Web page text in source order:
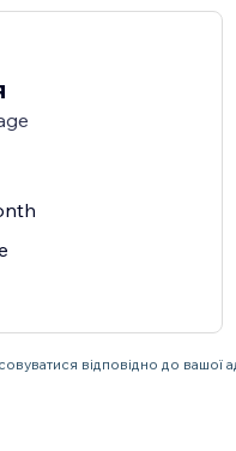
відповідно до